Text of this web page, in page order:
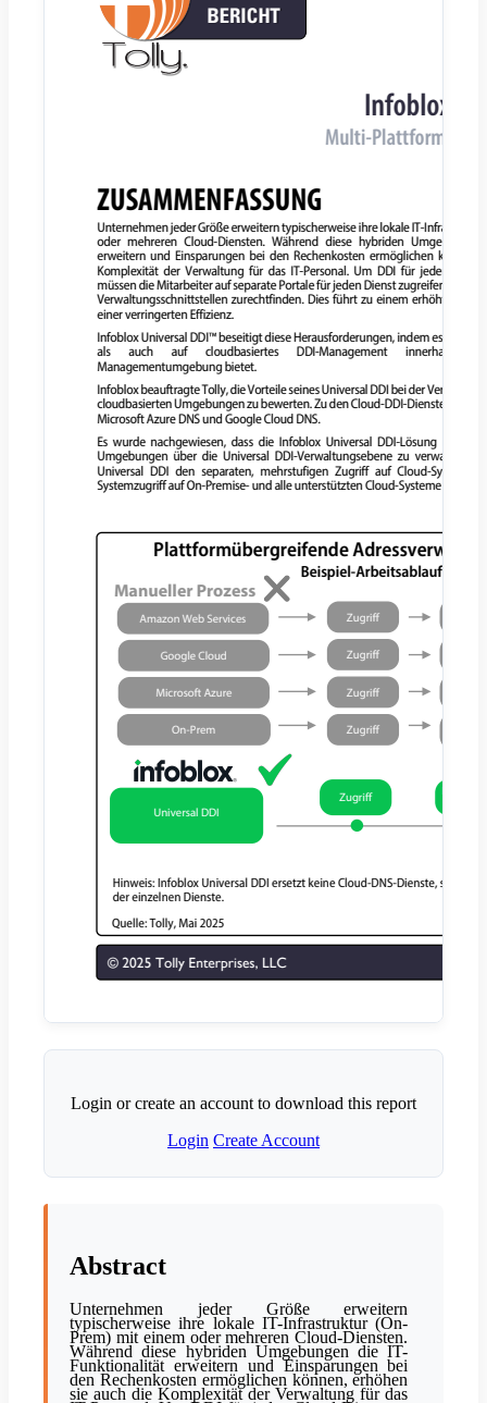
Login or create an account to download this report
Login Create Account
Abstract
Unternehmen jeder Größe erweitern
typischerweise ihre lokale IT-Infrastruktur (On-
Prem) mit einem oder mehreren Cloud-Diensten.
Während diese hybriden Umgebungen die IT-
Funktionalität erweitern und Einsparungen bei
den Rechenkosten ermöglichen können, erhöhen
sie auch die Komplexität der Verwaltung für das